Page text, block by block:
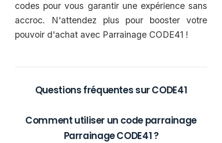
codes pour vous garantir une expérience sans
accroc. N'attendez plus pour booster votre
pouvoir d'achat avec Parrainage CODE41 !
Questions fréquentes sur CODE41
Comment utiliser un code parrainage
Parrainage CODE41 ?